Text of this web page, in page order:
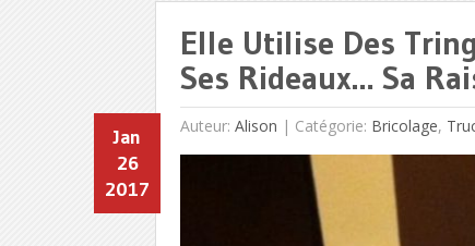
Elle Utilise Des
Ses Rideaux… Sa
Auteur: Alison |
Jan
26
2017
Catégorie: Bricolage,